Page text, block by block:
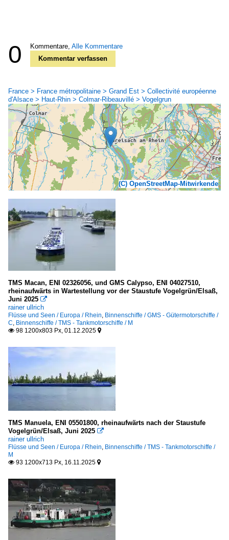
0 Kommentare, Alle Kommentare
Kommentar verfassen
France > France métropolitaine > Grand Est > Collectivité européenne
d'Alsace > Haut-Rhin > Colmar-Ribeauvillé > Vogelgrun
(C) OpenStreetMap-Mitwirkende
TMS Macan, ENI 02326056, und GMS Calypso, ENI 04027510,
rheinaufwärts in Wartestellung vor der Staustufe Vogelgrün/Elsaß,
Juni 2025 
rainer ullrich
Flüsse und Seen / Europa / Rhein, Binnenschiffe / GMS - Gütermotorschiffe /
C, Binnenschiffe / TMS - Tankmotorschiffe / M
 98 1200x803 Px, 01.12.2025 
TMS Manuela, ENI 05501800, rheinaufwärts nach der Staustufe
Vogelgrün/Elsaß, Juni 2025 
rainer ullrich
Flüsse und Seen / Europa / Rhein, Binnenschiffe / TMS - Tankmotorschiffe /
M
 93 1200x713 Px, 16.11.2025 